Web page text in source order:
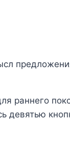
раннего
девятью